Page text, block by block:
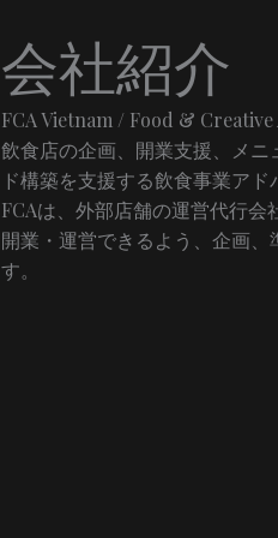
会社紹介
FCA Vietnam / Food & Creative
飲食店の企画、開業支援、メ
ド構築を支援する飲食事業アド
FCAは、外部店舗の運営代行
開業・運営できるよう、企画
す。